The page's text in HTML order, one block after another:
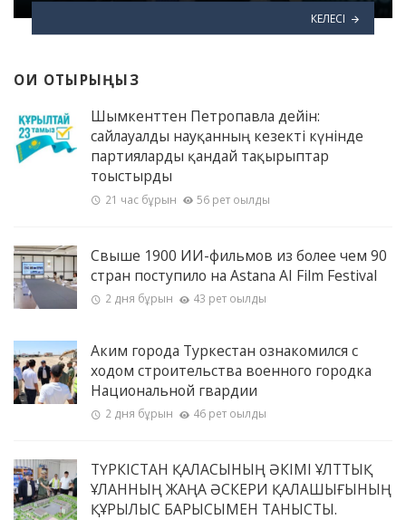
КЕЛЕСІ
ОҚИ ОТЫРЫҢЫЗ
Шымкенттен Петропавлға дейін:
сайлауалды науқанның кезекті күнінде
партияларды қандай тақырыптар
тоғыстырды
21 час бұрын 56 рет оқылды
Свыше 1900 ИИ-фильмов из более чем 90
стран поступило на Astana AI Film Festival
2 дня бұрын 43 рет оқылды
Аким города Туркестан ознакомился с
ходом строительства военного городка
Национальной гвардии
2 дня бұрын 46 рет оқылды
ТҮРКІСТАН ҚАЛАСЫНЫҢ ӘКІМІ ҰЛТТЫҚ
ҰЛАННЫҢ ЖАҢА ӘСКЕРИ ҚАЛАШЫҒЫНЫҢ
ҚҰРЫЛЫС БАРЫСЫМЕН ТАНЫСТЫ.